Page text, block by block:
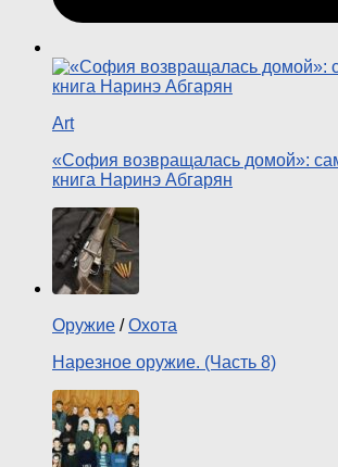
Art
«София возвращалась домой»:
книга Наринэ Абгарян
Оружие /Охота
Нарезное оружие. (Часть 8)